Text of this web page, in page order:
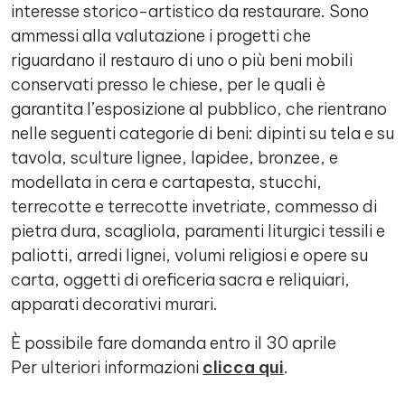
interesse storico-artistico da restaurare. Sono
ammessi alla valutazione i progetti che
riguardano il restauro di uno o più beni mobili
conservati presso le chiese, per le quali è
garantita l’esposizione al pubblico, che rientrano
nelle seguenti categorie di beni: dipinti su tela e su
tavola, sculture lignee, lapidee, bronzee, e
modellata in cera e cartapesta, stucchi,
terrecotte e terrecotte invetriate, commesso di
pietra dura, scagliola, paramenti liturgici tessili e
paliotti, arredi lignei, volumi religiosi e opere su
carta, oggetti di oreficeria sacra e reliquiari,
apparati decorativi murari.
È possibile fare domanda entro il 30 aprile
Per ulteriori informazioni clicca qui.